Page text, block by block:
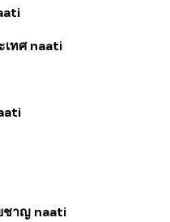
เทศ naati
ชาญ naati